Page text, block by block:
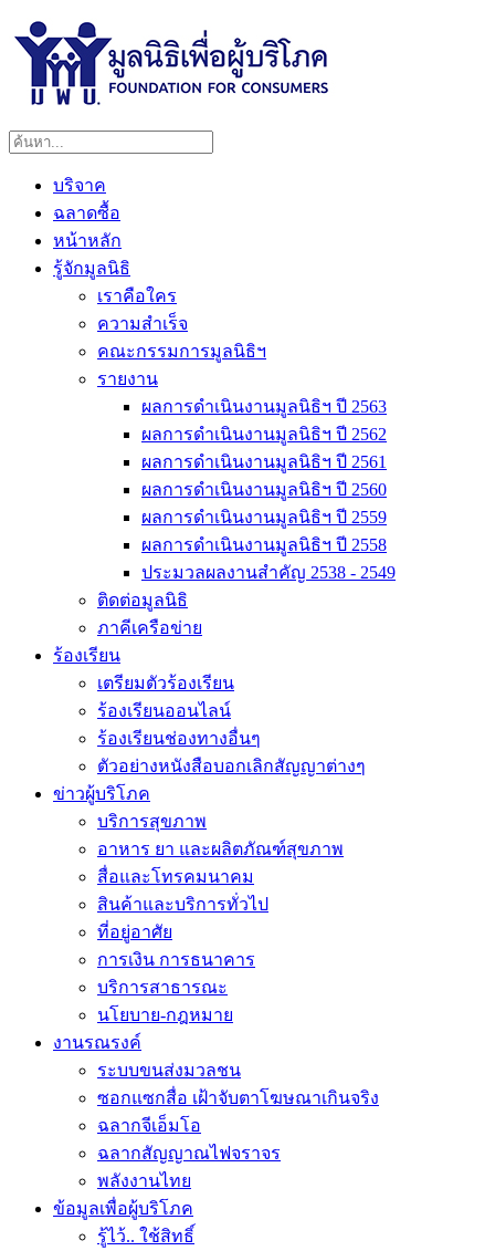
บริจาค
ฉลาดซื้อ
หน้าหลัก
รู้จักมูลนิธิ
เราคือใคร
ความสำเร็จ
คณะกรรมการมูลนิธิฯ
รายงาน
ผลการดำเนินงานมูลนิธิฯ ปี 2563
ผลการดำเนินงานมูลนิธิฯ ปี 2562
ผลการดำเนินงานมูลนิธิฯ ปี 2561
ผลการดำเนินงานมูลนิธิฯ ปี 2560
ผลการดำเนินงานมูลนิธิฯ ปี 2559
ผลการดำเนินงานมูลนิธิฯ ปี 2558
ประมวลผลงานสำคัญ 2538 - 2549
ติดต่อมูลนิธิ
ภาคีเครือข่าย
ร้องเรียน
เตรียมตัวร้องเรียน
ร้องเรียนออนไลน์
ร้องเรียนช่องทางอื่นๆ
ตัวอย่างหนังสือบอกเลิกสัญญาต่างๆ
ข่าวผู้บริโภค
บริการสุขภาพ
อาหาร ยา และผลิตภัณฑ์สุขภาพ
สื่อและโทรคมนาคม
สินค้าและบริการทั่วไป
ที่อยู่อาศัย
การเงิน การธนาคาร
บริการสาธารณะ
นโยบาย-กฎหมาย
งานรณรงค์
ระบบขนส่งมวลชน
ซอกแซกสื่อ เฝ้าจับตาโฆษณาเกินจริง
ฉลากจีเอ็มโอ
ฉลากสัญญาณไฟจราจร
พลังงานไทย
ข้อมูลเพื่อผู้บริโภค
รู้ไว้.. ใช้สิทธิ์